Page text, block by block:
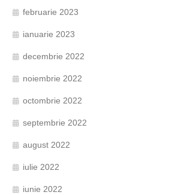
februarie 2023
ianuarie 2023
decembrie 2022
noiembrie 2022
octombrie 2022
septembrie 2022
august 2022
iulie 2022
iunie 2022